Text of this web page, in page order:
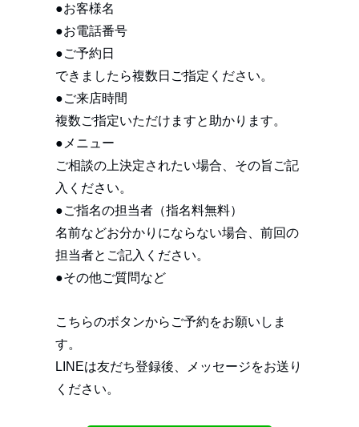
●お客様名
●お電話番号
●ご予約日
できましたら複数日ご指定ください。
●ご来店時間
複数ご指定いただけますと助かります。
●メニュー
ご相談の上決定されたい場合、その旨ご記
入ください。
●ご指名の担当者（指名料無料）
名前などお分かりにならない場合、前回の
担当者とご記入ください。
●その他ご質問など
こちらのボタンからご予約をお願いしま
す。
LINEは友だち登録後、メッセージをお送り
ください。